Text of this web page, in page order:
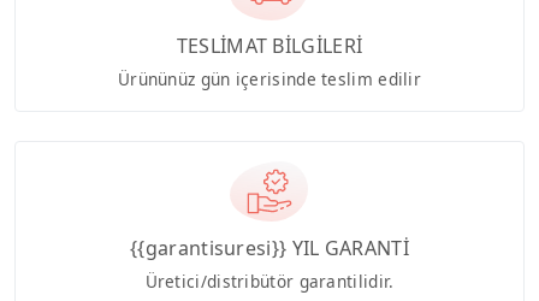
TESLİMAT BİLGİLERİ
Ürününüz gün içerisinde teslim edilir
{{garantisuresi}} YIL GARANTİ
Üretici/distribütör garantilidir.